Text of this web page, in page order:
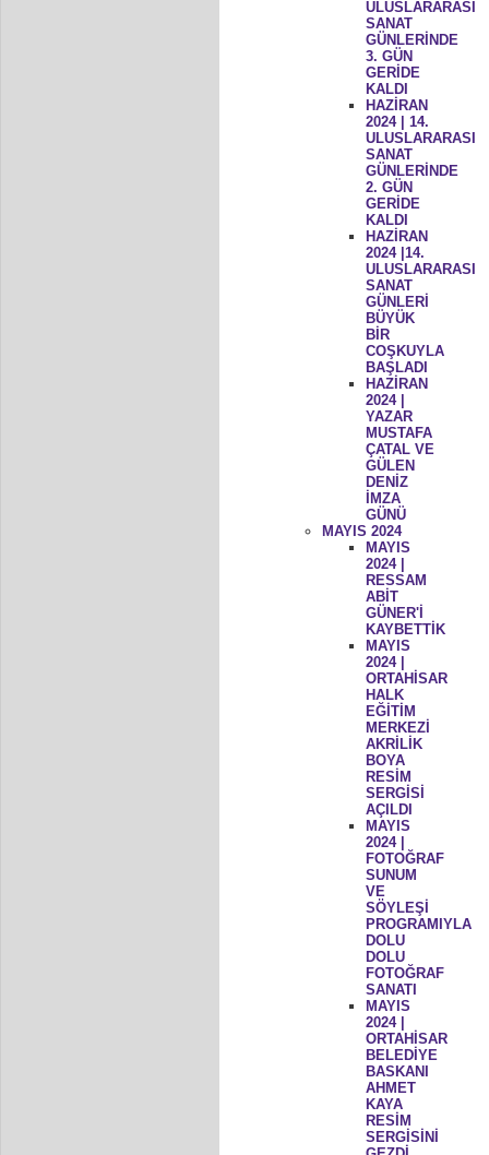
ULUSLARARASI
SANAT
GÜNLERİNDE
3. GÜN
GERİDE
KALDI
HAZİRAN
2024 | 14.
ULUSLARARASI
SANAT
GÜNLERİNDE
2. GÜN
GERİDE
KALDI
HAZİRAN
2024 |14.
ULUSLARARASI
SANAT
GÜNLERİ
BÜYÜK
BİR
COŞKUYLA
BAŞLADI
HAZİRAN
2024 |
YAZAR
MUSTAFA
ÇATAL VE
GÜLEN
DENİZ
İMZA
GÜNÜ
MAYIS 2024
MAYIS
2024 |
RESSAM
ABİT
GÜNER'İ
KAYBETTİK
MAYIS
2024 |
ORTAHİSAR
HALK
EĞİTİM
MERKEZİ
AKRİLİK
BOYA
RESİM
SERGİSİ
AÇILDI
MAYIS
2024 |
FOTOĞRAF
SUNUM
VE
SÖYLEŞİ
PROGRAMIYLA
DOLU
DOLU
FOTOĞRAF
SANATI
MAYIS
2024 |
ORTAHİSAR
BELEDİYE
BASKANI
AHMET
KAYA
RESİM
SERGİSİNİ